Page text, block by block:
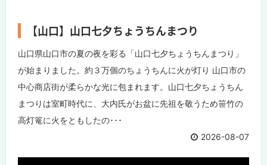
【山口】山口七夕ちょうちんまつり
山口県山口市の夏の夜を彩る「山口七夕ちょうちんまつり」
が始まりました。約３万個のちょうちんに火が灯り 山口市の
中心商店街が柔らかな光に包まれます。山口七夕ちょうちん
まつりは室町時代に、大内氏がお盆に先祖を敬うため笹竹の
高灯篭に火をともしたの･･･
2026-08-07